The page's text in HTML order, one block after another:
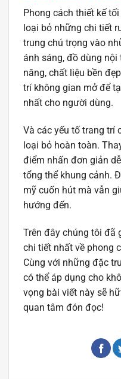
Phong cách thiết kế
loại bỏ những chi tiết
trung chú trọng vào
ánh sáng, đồ dùng
năng, chất liệu bền
trí không gian mở để
nhất cho người dùng.
Và các yếu tố trang trí
loại bỏ hoàn toàn.
điểm nhấn đơn giản
tổng thể khung cảnh.
mỹ cuốn hút mà vẫn
hướng đến.
Trên đây chúng tôi đã
chi tiết nhất về phong
Cùng với những đặc
có thể áp dụng cho
vọng bài viết này sẽ
quan tâm đón đọc!